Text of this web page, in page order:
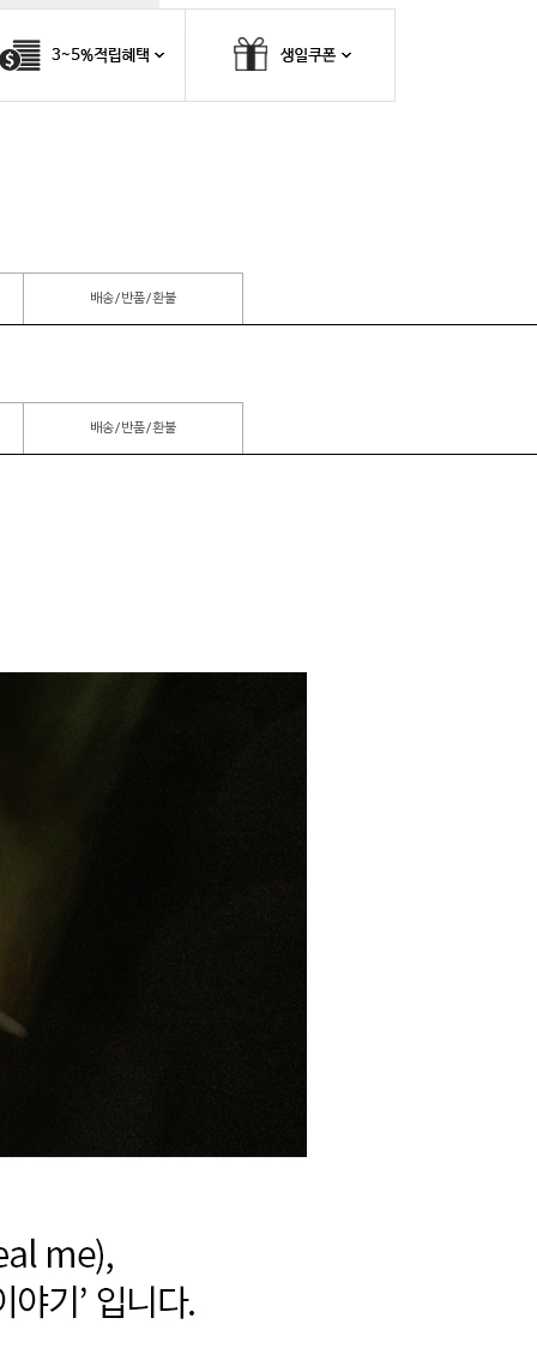
배송/반품/환불
배송/반품/환불